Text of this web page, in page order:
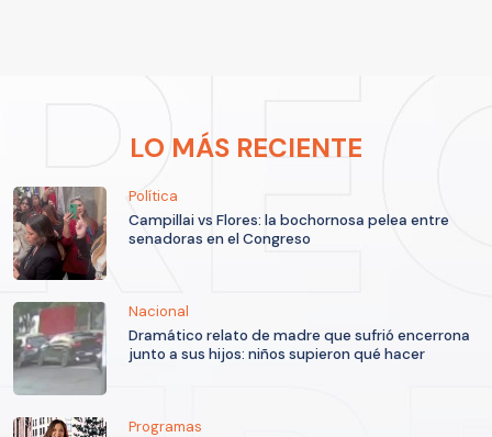
LO MÁS RECIENTE
Política
Campillai vs Flores: la bochornosa pelea entre
senadoras en el Congreso
Nacional
Dramático relato de madre que sufrió encerrona
junto a sus hijos: niños supieron qué hacer
Programas